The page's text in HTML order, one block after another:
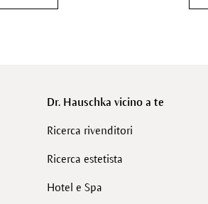
Dr. Hauschka vicino a te
Ricerca rivenditori
Ricerca estetista
Hotel e Spa